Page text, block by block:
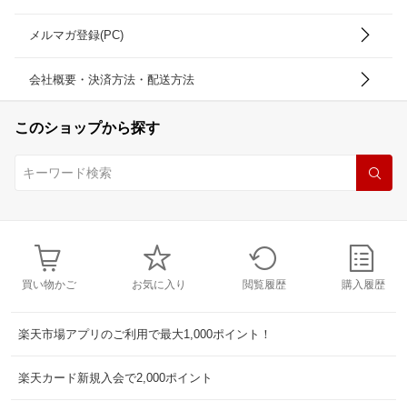
メルマガ登録(PC)
会社概要・決済方法・配送方法
このショップから探す
買い物かご お気に入り 閲覧履歴 購入履歴
楽天市場アプリのご利用で最大1,000ポイント！
楽天カード新規入会で2,000ポイント